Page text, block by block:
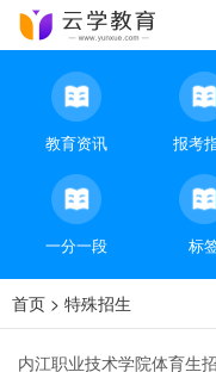
教育资讯 报考
一分一段 标
首页 > 特殊招生
内江职业技术学院体育生